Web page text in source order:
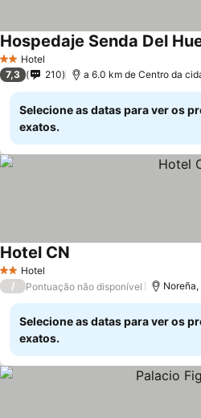
2 Estrelas
Hotel
Hospedaje Senda Del
7,3 210 a 6.0 km de Centro da
Selecione as datas para ver os
exatos.
2 Estrelas
Hotel
Hotel CN
/ Pontuação não disponível
Selecione as datas para ver os
exatos.